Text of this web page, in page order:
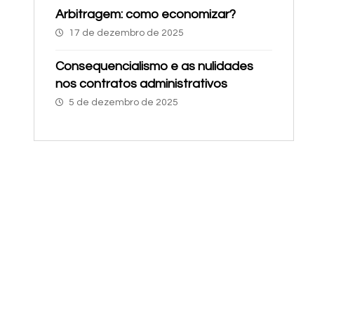
Arbitragem: como economizar?
17 de dezembro de 2025
Consequencialismo e as nulidades
nos contratos administrativos
5 de dezembro de 2025